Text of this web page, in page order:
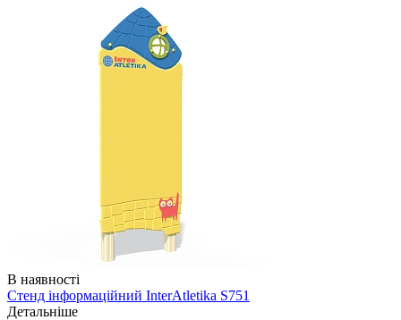
В наявності
Стенд інформаційний InterAtletika S751
Детальніше